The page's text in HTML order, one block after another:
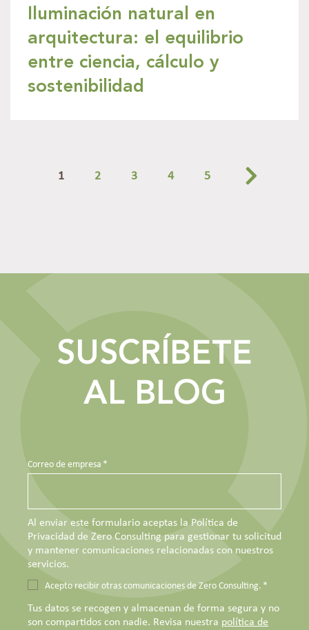
Iluminación natural en
arquitectura: el equilibrio
entre ciencia, cálculo y
sostenibilidad
1 2 3 4 5
SUSCRÍBETE
AL BLOG
Correo de empresa *
Al enviar este formulario aceptas la Política de
Privacidad de Zero Consulting para gestionar tu solicitud
y mantener comunicaciones relacionadas con nuestros
servicios.
Acepto recibir otras comunicaciones de Zero Consulting. *
Tus datos se recogen y almacenan de forma segura y no
son compartidos con nadie. Revisa nuestra política de